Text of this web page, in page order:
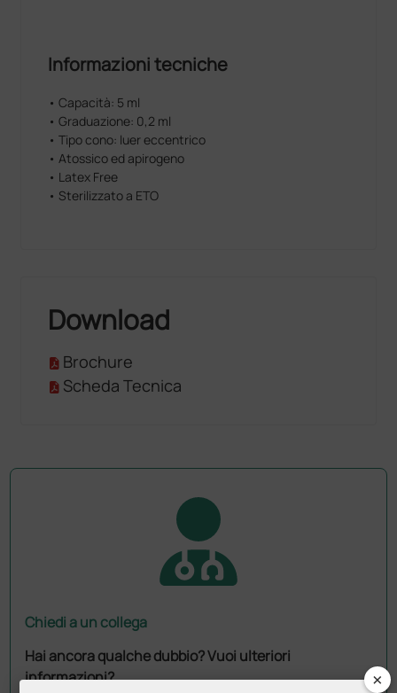
Informazioni tecniche
• Capacità: 5 ml
• Graduazione: 0,2 ml
• Tipo cono: luer eccentrico
• Atossico ed apirogeno
• Latex Free
• Sterilizzato a ETO
Download
Brochure
Scheda Tecnica
Chiedi a un collega
Hai ancora qualche dubbio? Vuoi ulteriori
informazioni?
×